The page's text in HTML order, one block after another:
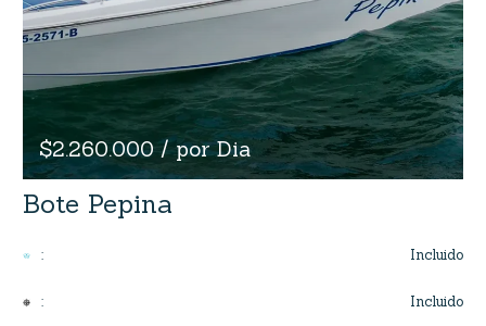
$2.260.000 / por Dia
Bote Pepina
: Incluido
: Incluido